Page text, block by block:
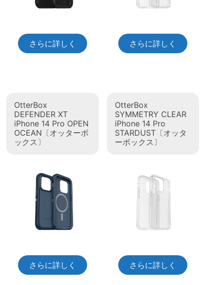
さらに詳しく さらに詳しく
OtterBox
DEFENDER XT
iPhone 14 Pro OPEN
OCEAN〔オッターボ
ックス〕
さらに詳しく
OtterBox
SYMMETRY CLEAR
iPhone 14 Pro
STARDUST〔オッタ
ーボックス〕
さらに詳しく